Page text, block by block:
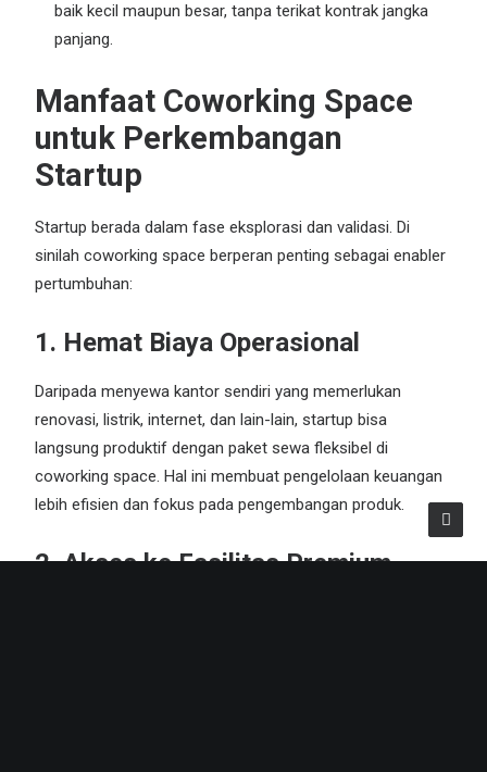
baik kecil maupun besar, tanpa terikat kontrak jangka
panjang.
Manfaat Coworking Space
untuk Perkembangan
Startup
Startup berada dalam fase eksplorasi dan validasi. Di
sinilah coworking space berperan penting sebagai enabler
pertumbuhan:
1. Hemat Biaya Operasional
Daripada menyewa kantor sendiri yang memerlukan
renovasi, listrik, internet, dan lain-lain, startup bisa
langsung produktif dengan paket sewa fleksibel di
coworking space. Hal ini membuat pengelolaan keuangan
lebih efisien dan fokus pada pengembangan produk.
2. Akses ke Fasilitas Premium